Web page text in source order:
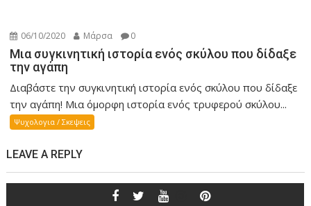
06/10/2020 Μάρσα 0
Μια συγκινητική ιστορία ενός σκύλου που δίδαξε
την αγάπη
Διαβάστε την συγκινητική ιστορία ενός σκύλου που δίδαξε
την αγάπη! Mια όμορφη ιστορία ενός τρυφερού σκύλου...
Ψυχολογια / Σκεψεις
LEAVE A REPLY